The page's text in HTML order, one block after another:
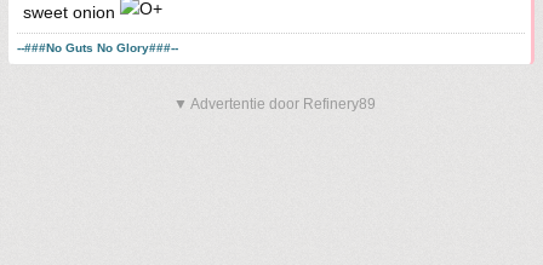
sweet onion
--###No Guts No Glory###--
▼ Advertentie door Refinery89